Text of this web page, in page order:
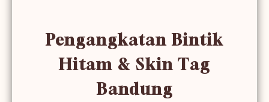
Pengangkatan Bintik
Hitam & Skin Tag
Bandung